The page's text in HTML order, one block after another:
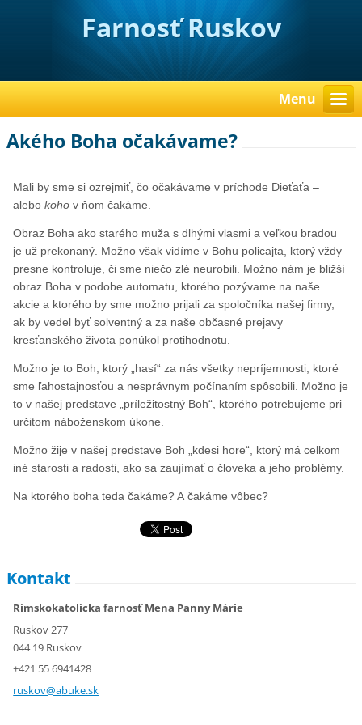
Farnosť Ruskov
Menu
Akého Boha očakávame?
Mali by sme si ozrejmiť, čo očakávame v príchode Dieťaťa –
alebokoho v ňom čakáme.
Obraz Boha ako starého muža s dlhými vlasmi a veľkou bradou
je už prekonaný. Možno však vidíme v Bohu policajta, ktorý vždy
presne kontroluje, či sme niečo zlé neurobili. Možno nám je bližší
obraz Boha v podobe automatu, ktorého pozývame na naše
akcie a ktorého by sme možno prijali za spoločníka našej firmy,
ak by vedel byť solventný a za naše občasné prejavy
kresťanského života ponúkol protihodnotu.
Možno je to Boh, ktorý „hasí“ za nás všetky nepríjemnosti, ktoré
sme ľahostajnosťou a nesprávnym počínaním spôsobili. Možno je
to v našej predstave „príležitostný Boh“, ktorého potrebujeme pri
určitom náboženskom úkone.
Možno žije v našej predstave Boh „kdesi hore“, ktorý má celkom
iné starosti a radosti, ako sa zaujímať o človeka a jeho problémy.
Na ktorého boha teda čakáme? A čakáme vôbec?
Kontakt
Rímskokatolícka farnosť Mena Panny Márie
Ruskov 277
044 19 Ruskov
+421 55 6941428
ruskov@abuke.sk